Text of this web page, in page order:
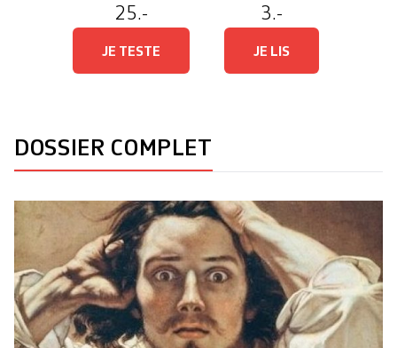
25.-
JE TESTE
3.-
JE LIS
DOSSIER COMPLET